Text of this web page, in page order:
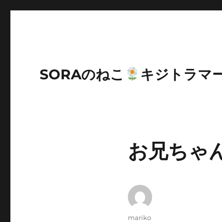
SORAのねこ キジトラマ
お兄ちゃ
投
mariko